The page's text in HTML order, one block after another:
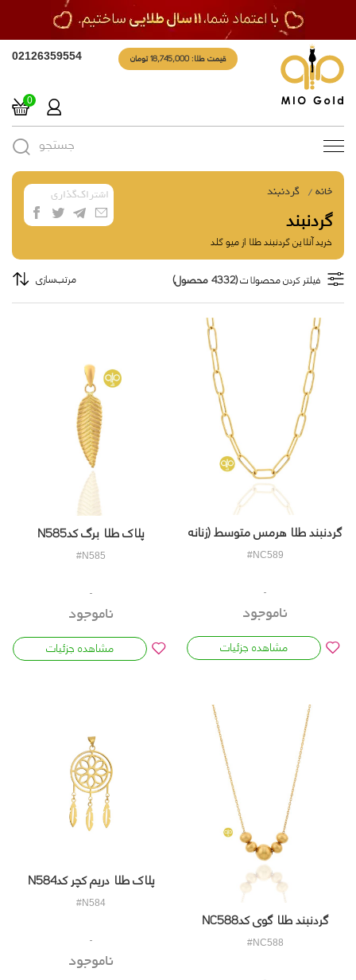
قیمت طلا: 18,745,000 تومان 02126359554
0
Toggle جستجو
خانه گردنبند
گردنبند
خرید آنلاین گردنبند طلا از میو گلد
اشتراک‌گذاری
فیلتر کردن محصولات(4332 محصول) مرتب‌سازی
گردنبند طلا هرمس متوسط (زنانه
و مردانه) کدNC589
#NC589
ناموجود
مشاهده جزئیات
پلاک طلا برگ کدN585
#N585
ناموجود
مشاهده جزئیات
گردنبند طلا گوی کدNC588
#NC588
پلاک طلا دریم کچر کدN584
#N584
ناموجود